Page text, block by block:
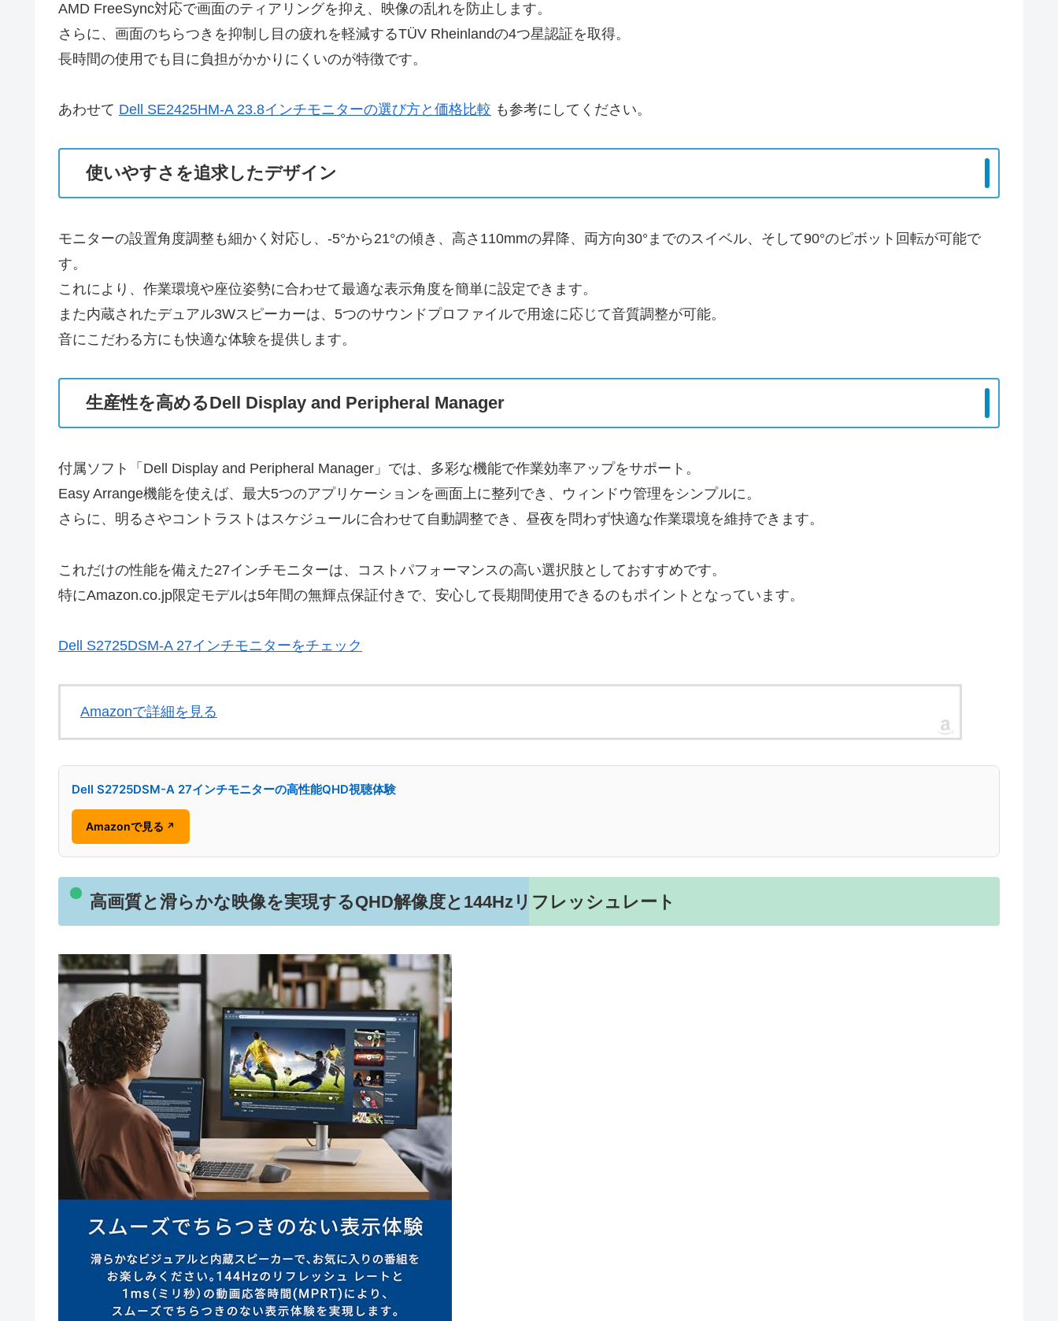
AMD FreeSync対応で画面のティアリングを抑え、映像の乱れを防止します。
さらに、画面のちらつきを抑制し目の疲れを軽減するTÜV Rheinlandの4つ星認証を取得。
長時間の使用でも目に負担がかかりにくいのが特徴です。
あわせて Dell SE2425HM-A 23.8インチモニターの選び方と価格比較 も参考にしてください。
使いやすさを追求したデザイン
モニターの設置角度調整も細かく対応し、-5°から21°の傾き、高さ110mmの昇降、両方向30°までのスイベル、そして90°のピボット回転が可能で
す。
これにより、作業環境や座位姿勢に合わせて最適な表示角度を簡単に設定できます。
また内蔵されたデュアル3Wスピーカーは、5つのサウンドプロファイルで用途に応じて音質調整が可能。
音にこだわる方にも快適な体験を提供します。
生産性を高めるDell Display and Peripheral Manager
付属ソフト「Dell Display and Peripheral Manager」では、多彩な機能で作業効率アップをサポート。
Easy Arrange機能を使えば、最大5つのアプリケーションを画面上に整列でき、ウィンドウ管理をシンプルに。
さらに、明るさやコントラストはスケジュールに合わせて自動調整でき、昼夜を問わず快適な作業環境を維持できます。
これだけの性能を備えた27インチモニターは、コストパフォーマンスの高い選択肢としておすすめです。
特にAmazon.co.jp限定モデルは5年間の無輝点保証付きで、安心して長期間使用できるのもポイントとなっています。
Dell S2725DSM-A 27インチモニターをチェック
Amazonで詳細を見る
Dell S2725DSM-A 27インチモニターの高性能QHD視聴体験
Amazonで見る ↗
高画質と滑らかな映像を実現するQHD解像度と144Hzリフレッシュレート